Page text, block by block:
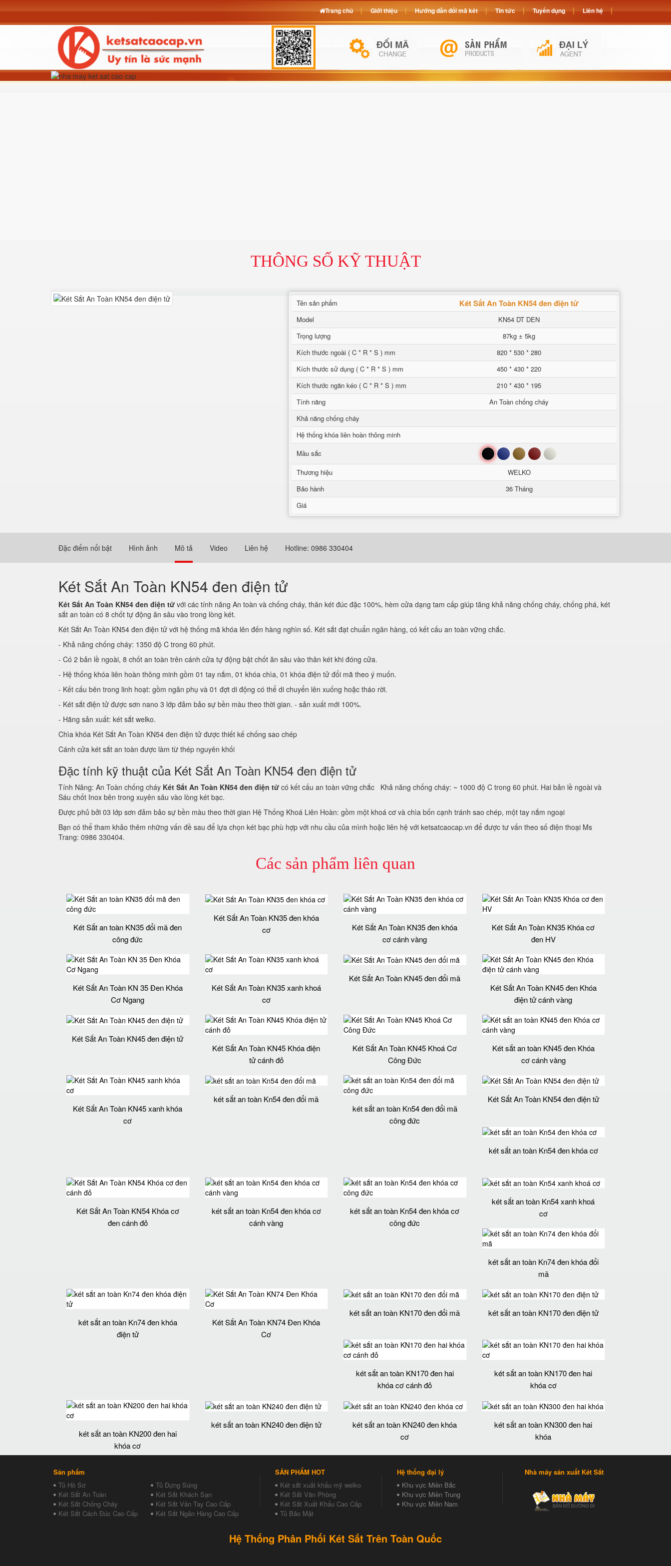
THÔNG SỐ KỸ THUẬT
Tên sản phẩm Két Sắt An Toàn KN54 đen điện tử
Model
KN54 DT DEN
Trọng lượng
87kg ± 5kg
Kích thước ngoài ( C * R * S ) mm
820 * 530 * 280
Kích thước sử dụng ( C * R * S ) mm
450 * 430 * 220
Kích thước ngăn kéo ( C * R * S ) mm
210 * 430 * 195
Tính năng
An Toàn chống cháy
Khả năng chống cháy
Hệ thống khóa liên hoàn thông minh
Mầu sắc
Đen Xanh Nâu Đỏ Trắng
Thương hiệu
WELKO
Bảo hành
36 Tháng
Giá
Đặc điểm nổi bật Hình ảnh Mô tả Video Liên hệ Hotline: 0986 330404
Két Sắt An Toàn KN54 đen điện tử
Két Sắt An Toàn KN54 đen điện tử với các tính năng An toàn và chống cháy, thân két đúc đặc 100%, hèm cửa dạng tam cấp giúp tăng khả năng chống cháy, chống phá, két
sắt an toàn có 8 chốt tự động ăn sâu vào trong lòng két.
Két Sắt An Toàn KN54 đen điện tử với hệ thống mã khóa lên đến hàng nghìn số. Két sắt đạt chuẩn ngân hàng, có kết cấu an toàn vững chắc.
- Khả năng chống cháy: 1350 độ C trong 60 phút.
- Có 2 bản lề ngoài, 8 chốt an toàn trên cánh cửa tự động bật chốt ăn sâu vào thân két khi đóng cửa.
- Hệ thống khóa liên hoàn thông minh gồm 01 tay nắm, 01 khóa chìa, 01 khóa điện tử đổi mã theo ý muốn.
- Kết cấu bên trong linh hoạt: gồm ngăn phụ và 01 đợt di động có thể di chuyển lên xuống hoặc tháo rời.
- Két sắt điện tử được sơn nano 3 lớp đảm bảo sự bền màu theo thời gian. - sản xuất mới 100%.
- Hãng sản xuất: két sắt welko.
Chìa khóa Két Sắt An Toàn KN54 đen điện tử được thiết kế chống sao chép
Cánh cửa két sắt an toàn được làm từ thép nguyên khối
Đặc tính kỹ thuật của Két Sắt An Toàn KN54 đen điện tử
Tính Năng: An Toàn chống cháy Két Sắt An Toàn KN54 đen điện tử có kết cấu an toàn vững chắc Khả năng chống cháy: ~ 1000 độ C trong 60 phút. Hai bản lề ngoài và
Sáu chốt Inox bên trong xuyên sâu vào lòng két bạc.
Được phủ bởi 03 lớp sơn đảm bảo sự bền màu theo thời gian Hệ Thống Khoá Liên Hoàn: gồm một khoá cơ và chìa bốn cạnh tránh sao chép, một tay nắm ngoại
Bạn có thể tham khảo thêm những vấn đề sau để lựa chọn két bạc phù hợp với nhu cầu của mình hoặc liên hệ với ketsatcaocap.vn để được tư vấn theo số điện thoại Ms
Trang: 0986 330404.
Các sản phẩm liên quan
Két Sắt an toàn KN35 đổi mã đen
công đức
Két Sắt An Toàn KN35 đen khóa
cơ
Két Sắt An Toàn KN35 đen khóa
cơ cánh vàng
Két Sắt An Toàn KN35 Khóa cơ
đen HV
Két Sắt An Toàn KN 35 Đen Khóa
Cơ Ngang
Két Sắt An Toàn KN35 xanh khoá
cơ
Két Sắt An Toàn KN45 đen đổi mã
Két Sắt An Toàn KN45 đen Khóa
điện tử cánh vàng
Két Sắt An Toàn KN45 đen điện tử
Két Sắt An Toàn KN45 Khóa điện
tử cánh đỏ
Két Sắt An Toàn KN45 Khoá Cơ
Công Đức
Két sắt an toàn KN45 đen Khóa
cơ cánh vàng
Két Sắt An Toàn KN45 xanh khóa
cơ
két sắt an toàn Kn54 đen đổi mã
két sắt an toàn Kn54 đen đổi mã
công đức
Két Sắt An Toàn KN54 đen điện tử
két sắt an toàn Kn54 đen khóa cơ
Két Sắt An Toàn KN54 Khóa cơ
đen cánh đỏ
két sắt an toàn Kn54 đen khóa cơ
cánh vàng
két sắt an toàn Kn54 đen khóa cơ
công đức
két sắt an toàn Kn54 xanh khoá
cơ
két sắt an toàn Kn74 đen khóa đổi
mã
két sắt an toàn Kn74 đen khóa
điện tử
Két Sắt An Toàn KN74 Đen Khóa
Cơ
két sắt an toàn KN170 đen đổi mã két sắt an toàn KN170 đen điện tử
két sắt an toàn KN170 đen hai
khóa cơ cánh đỏ
két sắt an toàn KN170 đen hai
khóa cơ
két sắt an toàn KN200 đen hai
khóa cơ
két sắt an toàn KN240 đen điện tử
két sắt an toàn KN240 đen khóa
cơ
két sắt an toàn KN300 đen hai
khóa
Sản phẩm
Tủ Hồ Sơ
Tủ Đựng Súng
Két Sắt An Toàn
Két Sắt Khách Sạn
Két Sắt Chống Cháy
Két Sắt Vân Tay Cao Cấp
Két Sắt Cách Đúc Cao Cấp
Két Sắt Ngân Hàng Cao Cấp
SẢN PHẨM HOT
Két sắt xuất khẩu mỹ welko
Két Sắt Văn Phòng
Két Sắt Xuất Khẩu Cao Cấp
Tủ Bảo Mật
Hệ thống đại lý
Khu vực Miền Bắc
Khu vực Miền Trung
Khu vực Miền Nam
Nhà máy sản xuất Két Sắt
Hệ Thống Phân Phối Két Sắt Trên Toàn Quốc
Trang chủ Giới thiệu Hướng dẫn đổi mã két Tin tức Tuyển dụng Liên hệ